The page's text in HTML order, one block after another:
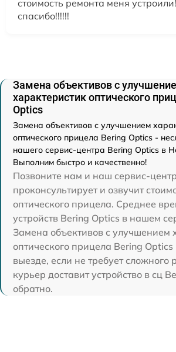
стоимость ремонта меня
спасибо!!!!!!
Замена объективов с
характеристик оптического
Optics
Замена объективов с улучшением
оптического прицела Bering Optics -
нашего сервис-центра Bering Optics в
Выполним быстро и качественно!
Позвоните нам и наш сервис-
проконсультирует и озвучит
оптического прицела. Среднее
устройств Bering Optics в нашем
Замена объективов с улучшением
оптического прицела Bering
выезде, если не требует сложного
курьер доставит устройство в сц
обратно.